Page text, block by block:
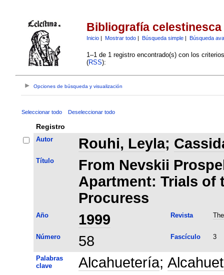
Bibliografía celestinesca
Inicio| Mostrar todo| Búsqueda simple| Búsqueda
1–1 de 1 registro encontrado(s) con los
(RSS):
Opciones de búsqueda y visualización
Seleccionar todo Deseleccionar todo
Registro
Autor Rouhi, Leyla;
Título
From Nevskii
Apartment: Trials of
Procuress
Año 1999 Revista
Número 58 Fascículo 3
Palabras
clave
Alcahuetería;